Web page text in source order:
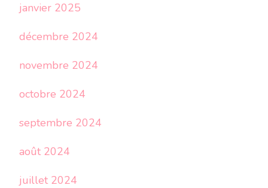
janvier 2025
décembre 2024
novembre 2024
octobre 2024
septembre 2024
août 2024
juillet 2024